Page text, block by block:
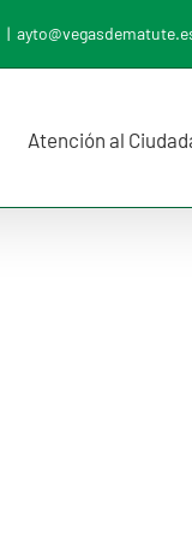
|
Atención al